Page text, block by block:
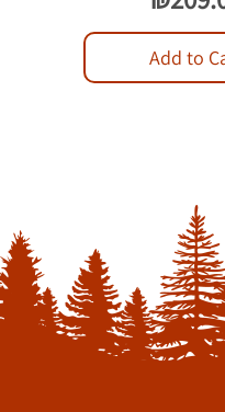
Add to